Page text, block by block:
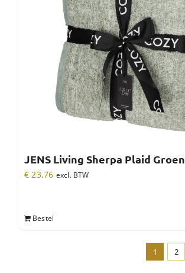
JENS Living Sherpa Plaid Groen
€ 23,76 excl. BTW
Bestel
1 2